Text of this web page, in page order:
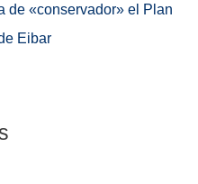
de «conservador» el Plan
Eibar